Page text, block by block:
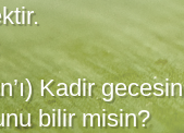
Kadir
bilir misin?